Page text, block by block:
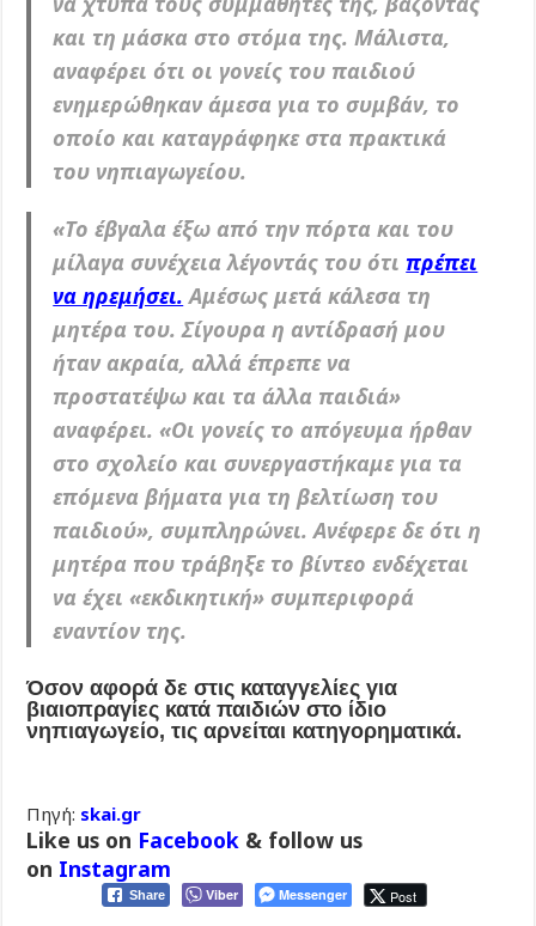
και τη μάσκα στο στόμα της. Μάλιστα,
αναφέρει ότι οι γονείς του παιδιού
ενημερώθηκαν άμεσα για το συμβάν, το
οποίο και καταγράφηκε στα πρακτικά
του νηπιαγωγείου.
«Το έβγαλα έξω από την πόρτα και του
μίλαγα συνέχεια λέγοντάς του ότι πρέπει
να ηρεμήσει. Αμέσως μετά κάλεσα τη
μητέρα του. Σίγουρα η αντίδρασή μου
ήταν ακραία, αλλά έπρεπε να
προστατέψω και τα άλλα παιδιά»
αναφέρει. «Οι γονείς το απόγευμα ήρθαν
στο σχολείο και συνεργαστήκαμε για τα
επόμενα βήματα για τη βελτίωση του
παιδιού», συμπληρώνει. Ανέφερε δε ότι η
μητέρα που τράβηξε το βίντεο ενδέχεται
να έχει «εκδικητική» συμπεριφορά
εναντίον της.
Όσον αφορά δε στις καταγγελίες για
βιαιοπραγίες κατά παιδιών στο ίδιο
νηπιαγωγείο, τις αρνείται κατηγορηματικά.
Πηγή: skai.gr
Like us on Facebook & follow us
on Instagram
Share Viber Messenger Post